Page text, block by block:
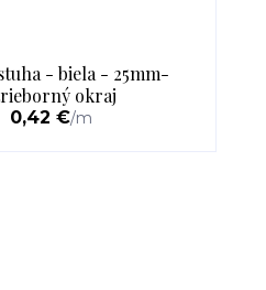
- biela - 25mm-
okraj
0,42 €/m